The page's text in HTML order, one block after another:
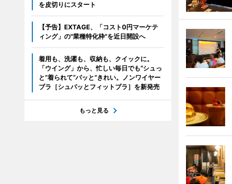
を皮切りにスタート
【予告】EXTAGE、「コスト0円マーケテ
ィング」の"業種特化枠"を近日開設へ
着用も、洗濯も、収納も、クイックに。
「ウイング」から、忙しい毎日でも“シュっ
と”着られて“パッと”きれい。ノンワイヤー
ブラ［シュパッとフィットブラ］を新発売
もっと見る